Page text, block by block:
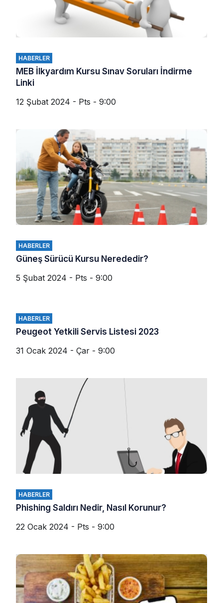
HABERLER
MEB İlkyardım Kursu Sınav Soruları İndirme
Linki
12 Şubat 2024 - Pts - 9:00
HABERLER
Güneş Sürücü Kursu Nerededir?
5 Şubat 2024 - Pts - 9:00
HABERLER
Peugeot Yetkili Servis Listesi 2023
31 Ocak 2024 - Çar - 9:00
HABERLER
Phishing Saldırı Nedir, Nasıl Korunur?
22 Ocak 2024 - Pts - 9:00